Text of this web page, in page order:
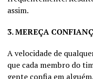
assim.
3. MEREÇA
A velocidade de
que cada membro do
gente confia em